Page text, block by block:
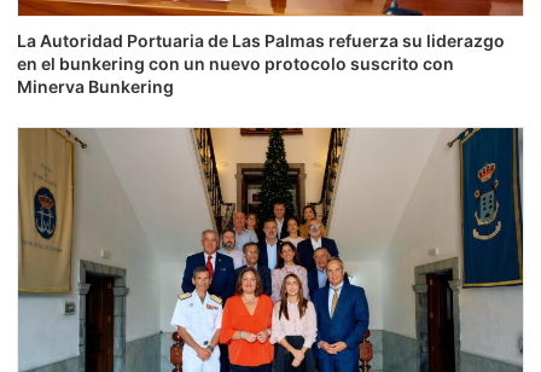
La Autoridad Portuaria de Las Palmas refuerza su liderazgo
en el bunkering con un nuevo protocolo suscrito con
Minerva Bunkering